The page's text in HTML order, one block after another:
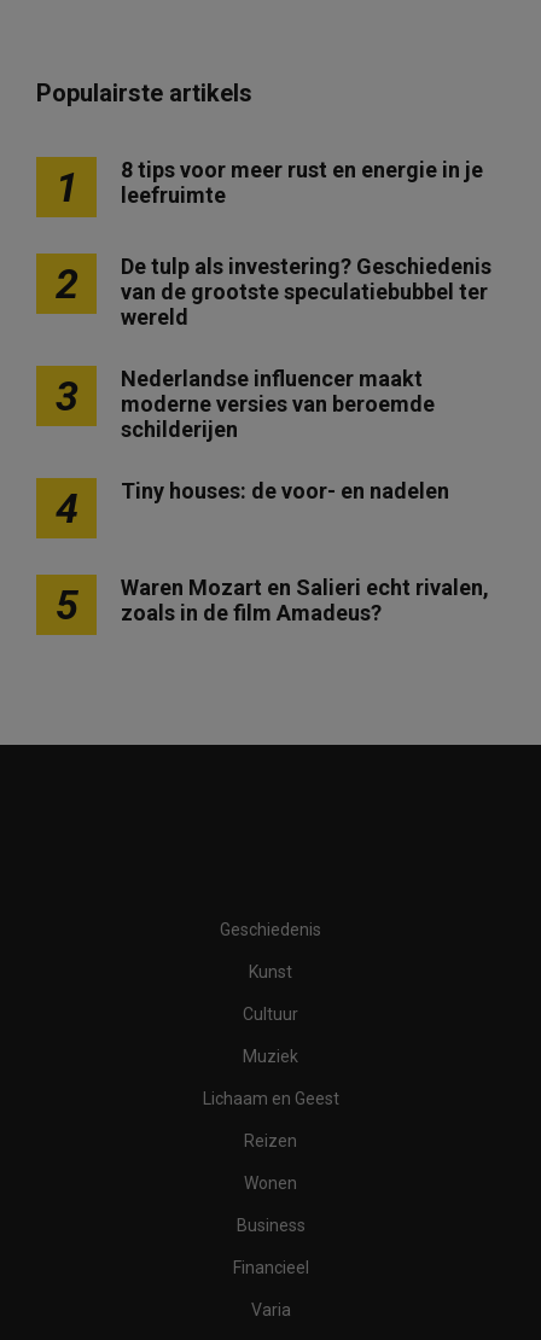
Populairste artikels
1
8 tips voor meer rust en energie in je
leefruimte
2
De tulp als investering? Geschiedenis
van de grootste speculatiebubbel ter
wereld
3
Nederlandse influencer maakt
moderne versies van beroemde
schilderijen
4 Tiny houses: de voor- en nadelen
5
Waren Mozart en Salieri echt rivalen,
zoals in de film Amadeus?
Geschiedenis
Kunst
Cultuur
Muziek
Lichaam en Geest
Reizen
Wonen
Business
Financieel
Varia